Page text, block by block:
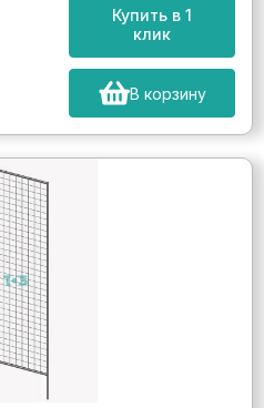
Купить в 1
клик
В корзину